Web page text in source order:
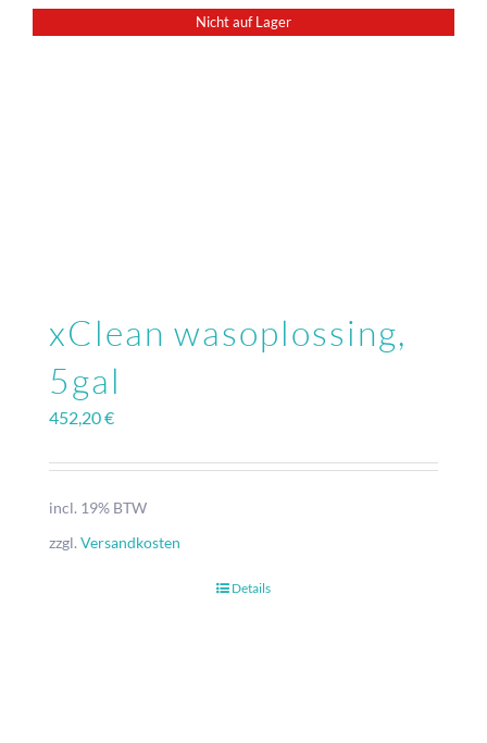
Nicht auf Lager
xClean wasoplossing,
5gal
452,20€
incl. 19% BTW
zzgl. Versandkosten
Details